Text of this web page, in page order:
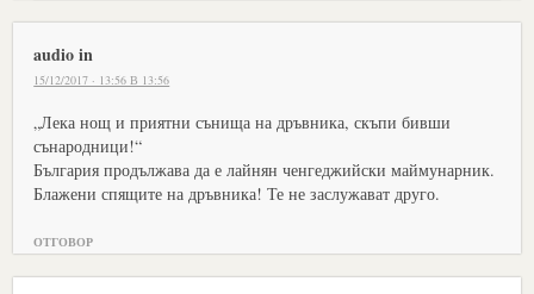
audio in
15/12/2017 · 13:56 В 13:56
„Лека нощ и приятни сънища на дръвника, скъпи бивши
сънародници!“
България продължава да е лайнян ченгеджийски маймунарник.
Блажени спящите на дръвника! Те не заслужават друго.
ОТГОВОР